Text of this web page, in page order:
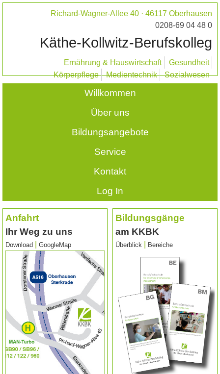
Richard-Wagner-Allee 40 · 46117 Oberhausen
0208-69 04 48 0
Käthe-Kollwitz-Berufskolleg
Ernährung & Hauswirtschaft
Gesundheit
Körperpflege
Medientechnik Sozialwesen
Willkommen
Über uns
Bildungsangebote
Service
Kontakt
Log In
Anfahrt
Ihr Weg zu uns
Download GoogleMap
Bildungsgänge
am KKBK
Überblick Bereiche